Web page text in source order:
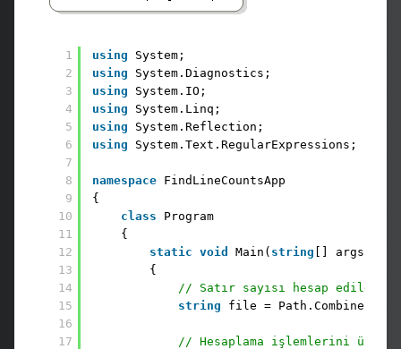
1
2
3
4
5
6
7
8
9
10
11
12
13
14
15
16
17
using
System;
using
System.Diagnostics;
using
System.IO;
using
System.Linq;
using
System.Reflection;
using
System.Text.RegularExpressions;
namespace FindLineCountsApp
{
class
Program
{
static void Main( string [] args)
{
// Satır sayısı hesap
string
file =
// Hesaplama işlemlerini